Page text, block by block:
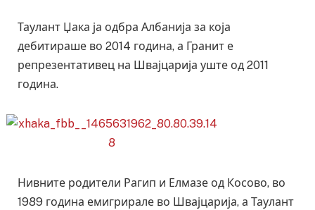
Таулант Џака ја одбра Албанија за која
дебитираше во 2014 година, а Гранит е
репрезентативец на Швајцарија уште од 2011
година.
Нивните родители Рагип и Елмазе од Косово, во
1989 година емигрирале во Швајцарија, а Таулант